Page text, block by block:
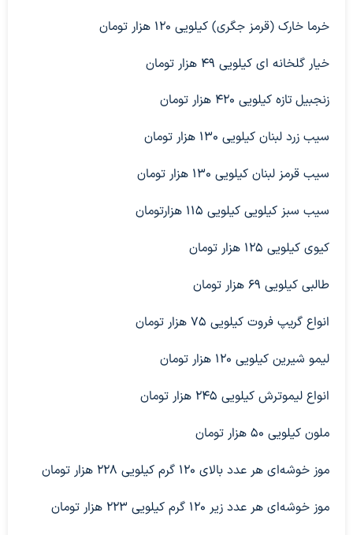
خرما خارک (قرمز جگری) کیلویی ۱۲۰ هزار تومان
خیار گلخانه ای کیلویی ۴۹ هزار تومان
زنجبیل تازه کیلویی ۴۲۰ هزار تومان
سیب زرد لبنان کیلویی ۱۳۰ هزار تومان
سیب قرمز لبنان کیلویی ۱۳۰ هزار تومان
سیب سبز کیلویی کیلویی ۱۱۵ هزارتومان
کیوی کیلویی ۱۲۵ هزار تومان
طالبی کیلویی ۶۹ هزار تومان
انواع گریپ فروت کیلویی ۷۵ هزار تومان
لیمو شیرین کیلویی ۱۲۰ هزار تومان
انواع لیموترش کیلویی ۲۴۵ هزار تومان
ملون کیلویی ۵۰ هزار تومان
موز خوشه‌ای هر عدد بالای ۱۲۰ گرم کیلویی ۲۲۸ هزار تومان
موز خوشه‌ای هر عدد زیر ۱۲۰ گرم کیلویی ۲۲۳ هزار تومان